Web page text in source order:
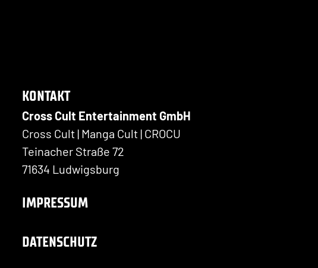
KONTAKT
Cross Cult Entertainment GmbH
Cross Cult | Manga Cult | CROCU
Teinacher Straße 72
71634 Ludwigsburg
IMPRESSUM
DATENSCHUTZ